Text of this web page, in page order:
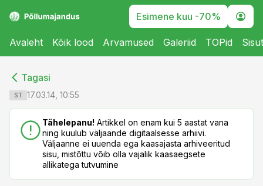
Esimene kuu -70%
Avaleht Kõik lood Arvamused Galeriid TOPid
Tagasi
ST 17.03.14, 10:55
Tähelepanu! Artikkel on enam kui 5 aastat vana
ning kuulub väljaande digitaalsesse arhiivi.
Väljaanne ei uuenda ega kaasajasta arhiveeritud
sisu, mistõttu võib olla vajalik kaasaegsete
allikatega tutvumine